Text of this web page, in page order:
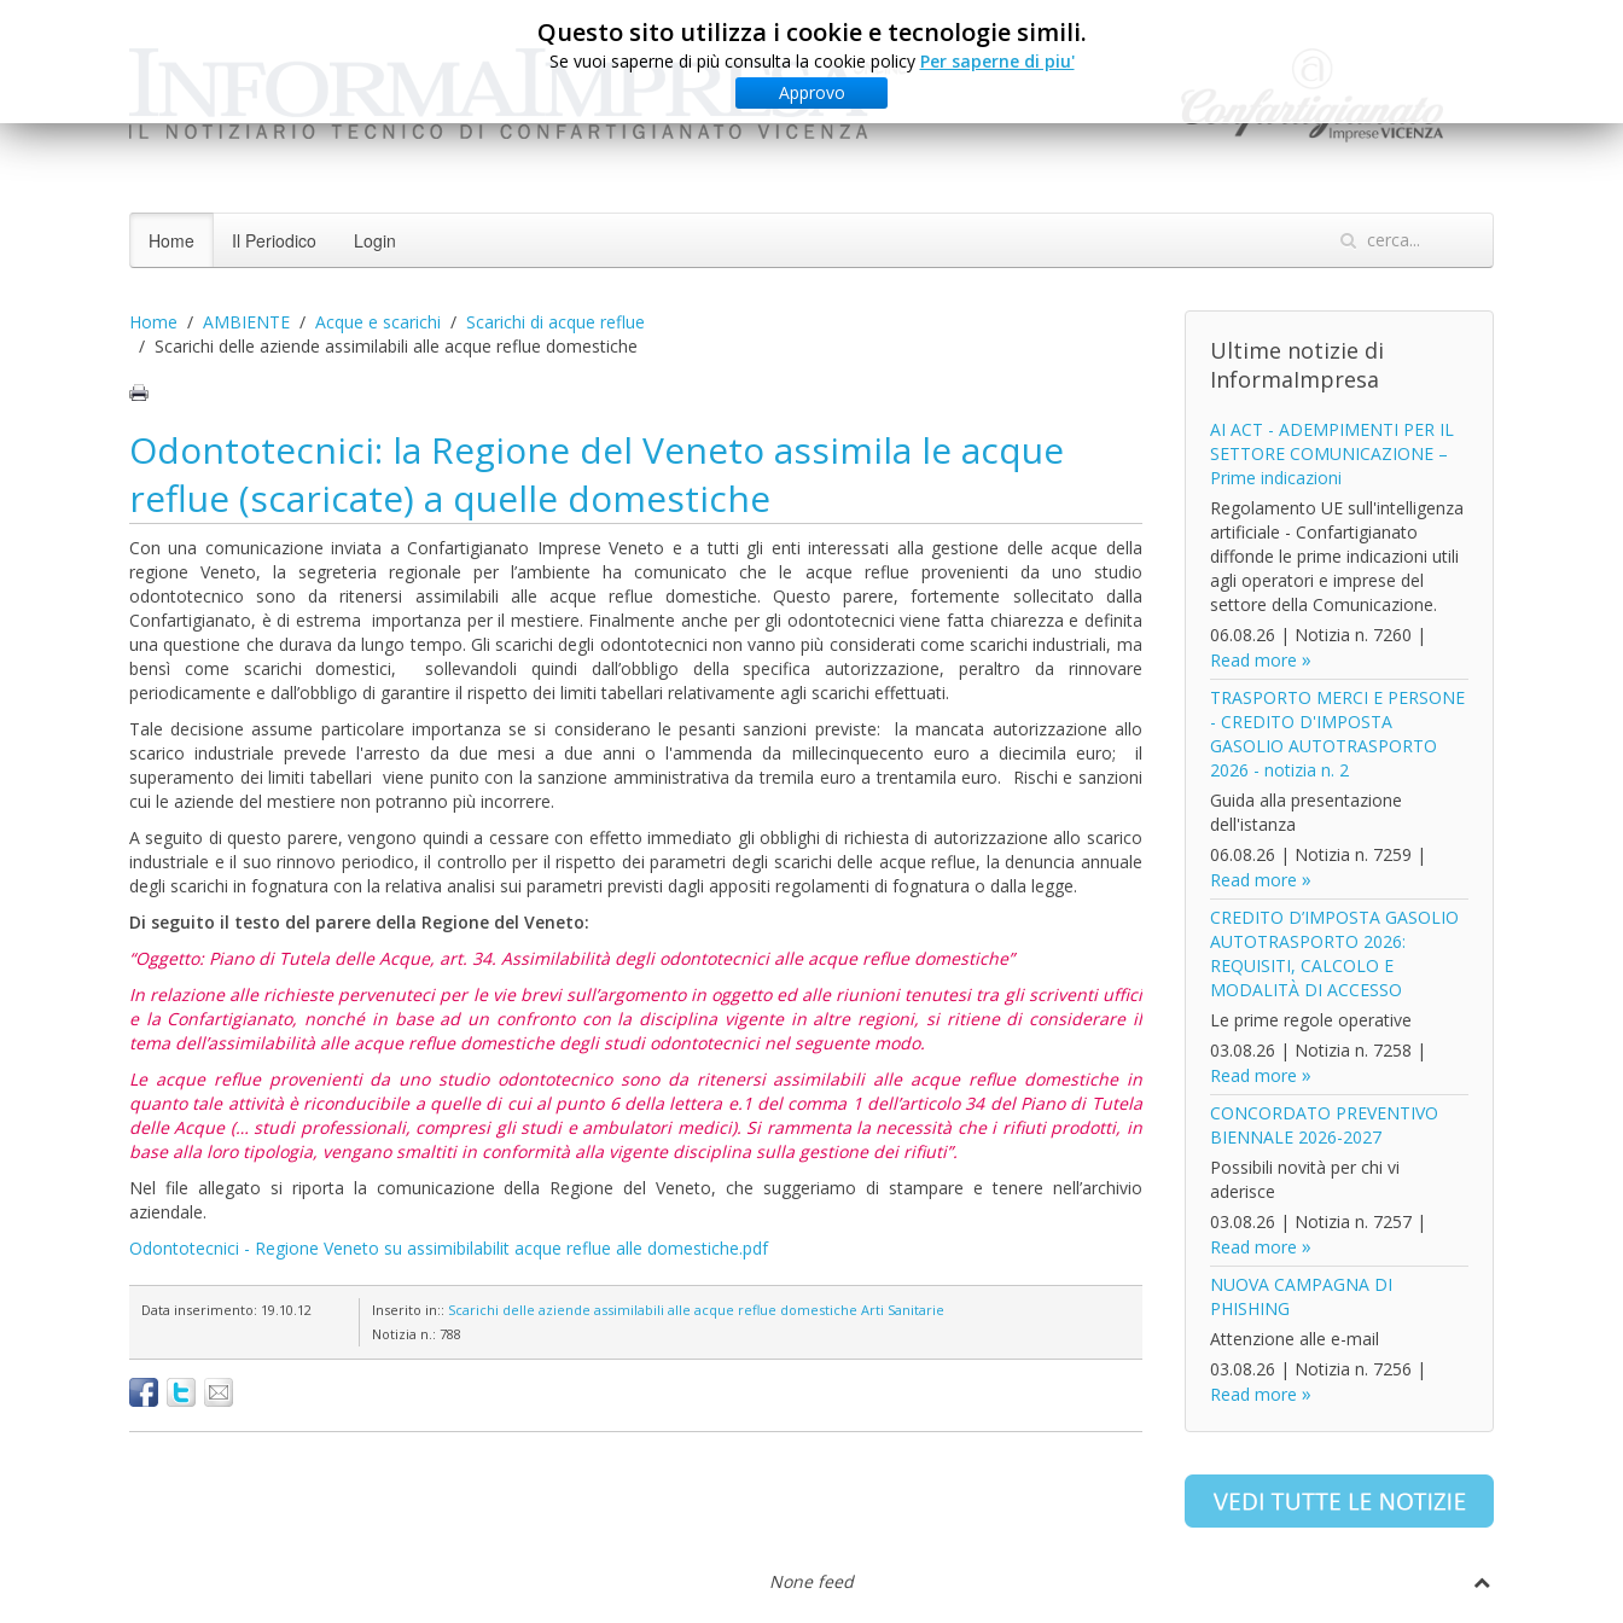
Questo sito utilizza i cookie e tecnologie simili.
Se vuoi saperne di più consulta la cookie policy Per saperne di piu'
Approvo
Home Il Periodico Login
Home AMBIENTE Acque e scarichi
Scarichi di acque reflue
Scarichi delle aziende assimilabili alle acque reflue domestiche
Odontotecnici: la Regione del Veneto assimila le acque
reflue (scaricate) a quelle domestiche
Con una comunicazione inviata a Confartigianato Imprese Veneto e a tutti gli enti interessati alla gestione delle acque della
regione Veneto, la segreteria regionale per l’ambiente ha comunicato che le acque reflue provenienti da uno studio
odontotecnico sono da ritenersi assimilabili alle acque reflue domestiche. Questo parere, fortemente sollecitato dalla
Confartigianato, è di estrema importanza per il mestiere. Finalmente anche per gli odontotecnici viene fatta chiarezza e definita
una questione che durava da lungo tempo. Gli scarichi degli odontotecnici non vanno più considerati come scarichi industriali, ma
bensì come scarichi domestici, sollevandoli quindi dall’obbligo della specifica autorizzazione, peraltro da rinnovare
periodicamente e dall’obbligo di garantire il rispetto dei limiti tabellari relativamente agli scarichi effettuati.
Tale decisione assume particolare importanza se si considerano le pesanti sanzioni previste: la mancata autorizzazione allo
scarico industriale prevede l'arresto da due mesi a due anni o l'ammenda da millecinquecento euro a diecimila euro; il
superamento dei limiti tabellari viene punito con la sanzione amministrativa da tremila euro a trentamila euro. Rischi e sanzioni
cui le aziende del mestiere non potranno più incorrere.
A seguito di questo parere, vengono quindi a cessare con effetto immediato gli obblighi di richiesta di autorizzazione allo scarico
industriale e il suo rinnovo periodico, il controllo per il rispetto dei parametri degli scarichi delle acque reflue, la denuncia annuale
degli scarichi in fognatura con la relativa analisi sui parametri previsti dagli appositi regolamenti di fognatura o dalla legge.
Di seguito il testo del parere della Regione del Veneto:
“Oggetto: Piano di Tutela delle Acque, art. 34. Assimilabilità degli odontotecnici alle acque reflue domestiche”
In relazione alle richieste pervenuteci per le vie brevi sull’argomento in oggetto ed alle riunioni tenutesi tra gli scriventi uffici
e la Confartigianato, nonché in base ad un confronto con la disciplina vigente in altre regioni, si ritiene di considerare il
tema dell’assimilabilità alle acque reflue domestiche degli studi odontotecnici nel seguente modo.
Le acque reflue provenienti da uno studio odontotecnico sono da ritenersi assimilabili alle acque reflue domestiche in
quanto tale attività è riconducibile a quelle di cui al punto 6 della lettera e.1 del comma 1 dell’articolo 34 del Piano di Tutela
delle Acque (… studi professionali, compresi gli studi e ambulatori medici). Si rammenta la necessità che i rifiuti prodotti, in
base alla loro tipologia, vengano smaltiti in conformità alla vigente disciplina sulla gestione dei rifiuti”.
Nel file allegato si riporta la comunicazione della Regione del Veneto, che suggeriamo di stampare e tenere nell’archivio
aziendale.
Odontotecnici - Regione Veneto su assimibilabilit acque reflue alle domestiche.pdf
Data inserimento: 19.10.12 Inserito in:: Scarichi delle aziende assimilabili alle acque reflue domestiche Arti Sanitarie
Notizia n.: 788
Ultime notizie di
InformaImpresa
AI ACT - ADEMPIMENTI PER IL
SETTORE COMUNICAZIONE –
Prime indicazioni
Regolamento UE sull'intelligenza
artificiale - Confartigianato
diffonde le prime indicazioni utili
agli operatori e imprese del
settore della Comunicazione.
06.08.26 | Notizia n. 7260 |
Read more
TRASPORTO MERCI E PERSONE
- CREDITO D'IMPOSTA
GASOLIO AUTOTRASPORTO
2026 - notizia n. 2
Guida alla presentazione
dell'istanza
06.08.26 | Notizia n. 7259 |
Read more
CREDITO D’IMPOSTA GASOLIO
AUTOTRASPORTO 2026:
REQUISITI, CALCOLO E
MODALITÀ DI ACCESSO
Le prime regole operative
03.08.26 | Notizia n. 7258 |
Read more
CONCORDATO PREVENTIVO
BIENNALE 2026-2027
Possibili novità per chi vi
aderisce
03.08.26 | Notizia n. 7257|
Read more
NUOVA CAMPAGNA DI
PHISHING
Attenzione alle e-mail
03.08.26 | Notizia n. 7256 |
Read more
None feed